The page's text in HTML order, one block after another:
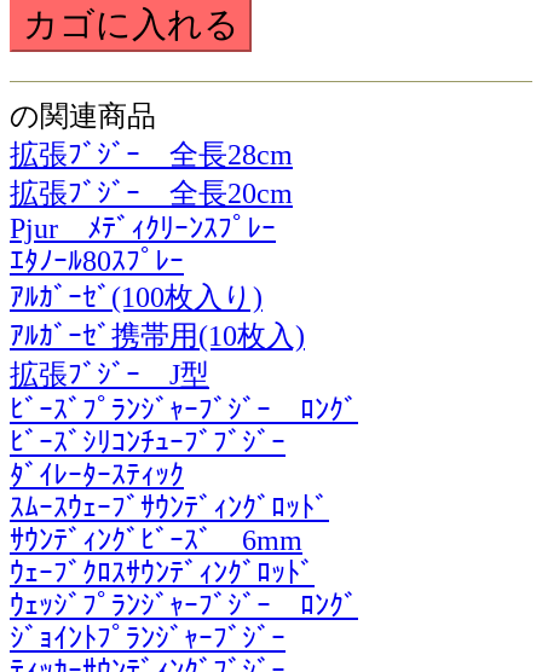
の関連商品
拡張ﾌﾞｼﾞｰ 全長28cm
拡張ﾌﾞｼﾞｰ 全長20cm
Pjur ﾒﾃﾞｨｸﾘｰﾝｽﾌﾟﾚｰ
ｴﾀﾉｰﾙ80ｽﾌﾟﾚｰ
ｱﾙｶﾞｰｾﾞ(100枚入り)
ｱﾙｶﾞｰｾﾞ携帯用(10枚入)
拡張ﾌﾞｼﾞｰ J型
ﾋﾞｰｽﾞﾌﾟﾗﾝｼﾞｬｰﾌﾞｼﾞｰ ﾛﾝｸﾞ
ﾋﾞｰｽﾞｼﾘｺﾝﾁｭｰﾌﾞﾌﾞｼﾞｰ
ﾀﾞｲﾚｰﾀｰｽﾃｨｯｸ
ｽﾑｰｽｳｪｰﾌﾞｻｳﾝﾃﾞｨﾝｸﾞﾛｯﾄﾞ
ｻｳﾝﾃﾞｨﾝｸﾞﾋﾞｰｽﾞ 6mm
ｳｪｰﾌﾞｸﾛｽｻｳﾝﾃﾞｨﾝｸﾞﾛｯﾄﾞ
ｳｪｯｼﾞﾌﾟﾗﾝｼﾞｬｰﾌﾞｼﾞｰ ﾛﾝｸﾞ
ｼﾞｮｲﾝﾄﾌﾟﾗﾝｼﾞｬｰﾌﾞｼﾞｰ